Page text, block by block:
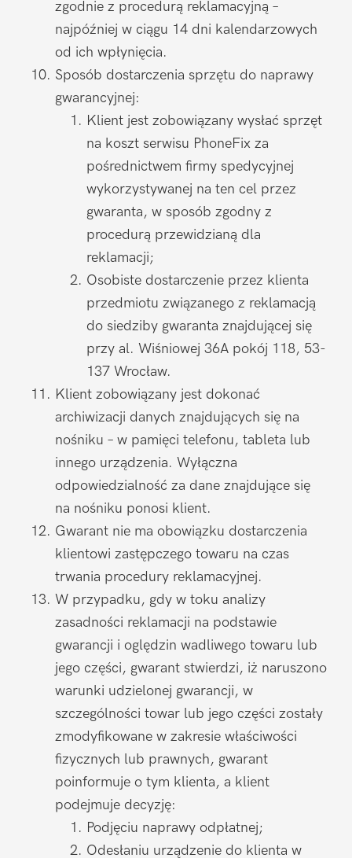
zgodnie z procedurą reklamacyjną –
najpóźniej w ciągu 14 dni kalendarzowych
od ich wpłynięcia.
Sposób dostarczenia sprzętu do naprawy
gwarancyjnej:
Klient jest zobowiązany wysłać sprzęt
na koszt serwisu PhoneFix za
pośrednictwem firmy spedycyjnej
wykorzystywanej na ten cel przez
gwaranta, w sposób zgodny z
procedurą przewidzianą dla
reklamacji;
Osobiste dostarczenie przez klienta
przedmiotu związanego z reklamacją
do siedziby gwaranta znajdującej się
przy al. Wiśniowej 36A pokój 118, 53-
137 Wrocław.
Klient zobowiązany jest dokonać
archiwizacji danych znajdujących się na
nośniku – w pamięci telefonu, tableta lub
innego urządzenia. Wyłączna
odpowiedzialność za dane znajdujące się
na nośniku ponosi klient.
Gwarant nie ma obowiązku dostarczenia
klientowi zastępczego towaru na czas
trwania procedury reklamacyjnej.
W przypadku, gdy w toku analizy
zasadności reklamacji na podstawie
gwarancji i oględzin wadliwego towaru lub
jego części, gwarant stwierdzi, iż naruszono
warunki udzielonej gwarancji, w
szczególności towar lub jego części zostały
zmodyfikowane w zakresie właściwości
fizycznych lub prawnych, gwarant
poinformuje o tym klienta, a klient
podejmuje decyzję:
Podjęciu naprawy odpłatnej;
Odesłaniu urządzenie do klienta w